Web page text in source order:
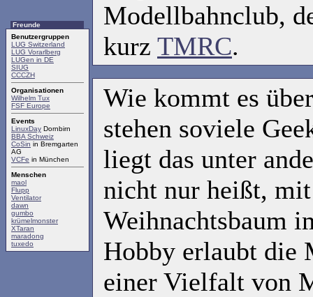
Freunde
Benutzergruppen
LUG Switzerland
LUG Vorarlberg
LUGen in DE
SIUG
CCCZH
Organisationen
Wilhelm Tux
FSF Europe
Events
LinuxDay Dornbirn
BBA Schweiz
CoSin in Bremgarten
AG
VCFe in München
Menschen
maol
Flupp
Ventilator
dawn
gumbo
krümelmonster
XTaran
maradong
tuxedo
Modellbahnclub,
kurz TMRC.
Wie kommt es
stehen soviele
liegt das unter
nicht nur heißt,
Weihnachtsbaum
Hobby erlaubt die
einer Vielfalt von